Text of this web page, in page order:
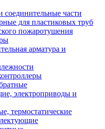
части
для пластиковых труб
пожаротушения
арматура и
электроприводы и
термостатические